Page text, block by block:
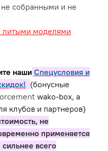
собранными и не
литыми моделями
наши Спецусловия и
(бонусные
wako-box, а
клубов и партнеров)
не
применяется
всего